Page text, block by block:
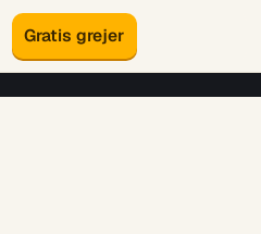
Gratis grejer